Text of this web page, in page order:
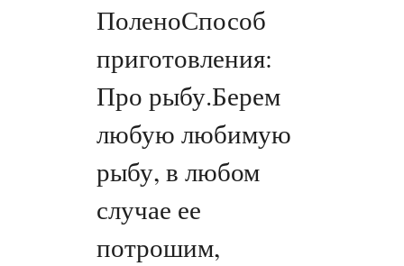
ПоленоСпособ
приготовления:
Про рыбу.Берем
любую любимую
рыбу, в любом
случае ее
потрошим,